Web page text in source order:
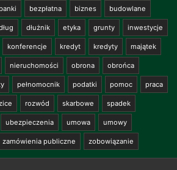
banki bezpłatna biznes budowlane
dłużnik etyka grunty inwestycje
konferencje kredyt kredyty majątek
nieruchomości obrona obrońca
pełnomocnik podatki pomoc praca
rozwód skarbowe spadek
ubezpieczenia umowa umowy
zamówienia publiczne zobowiązanie